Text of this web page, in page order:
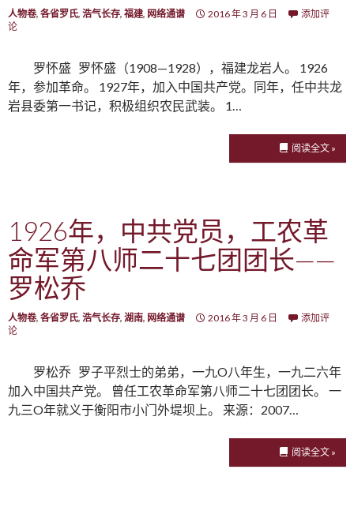
人物卷, 各省罗氏, 浩气长存, 福建, 网络通谱 2016 年 3 月 6 日
添加评
论
罗怀盛 罗怀盛（1908—1928），福建龙岩人。 1926
年，参加革命。 1927年，加入中国共产党。同年，任中共龙
岩县委第一书记，积极组织农民武装。 1…
阅读全文 »
1926年，中共党员，工农革
命军第八师二十七团团长——
罗松乔
人物卷, 各省罗氏, 浩气长存, 湖南, 网络通谱 2016 年 3 月 6 日
添加评
论
罗松乔 罗子平烈士的弟弟，一九O八年生，一九二六年
加入中国共产党。 曾任工农革命军第八师二十七团团长。 一
九三O年就义于衡阳市小门外堤坝上。 来源：2007…
阅读全文 »